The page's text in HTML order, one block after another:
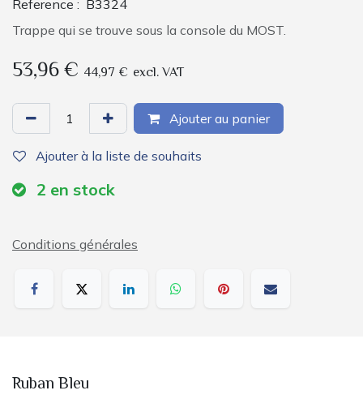
Reference : B3324
Trappe qui se trouve sous la console du MOST.
53,96€ 44,97 € excl. VAT
Ajouter au panier
Ajouter à la liste de souhaits
2 en stock
Conditions générales
Ruban Bleu